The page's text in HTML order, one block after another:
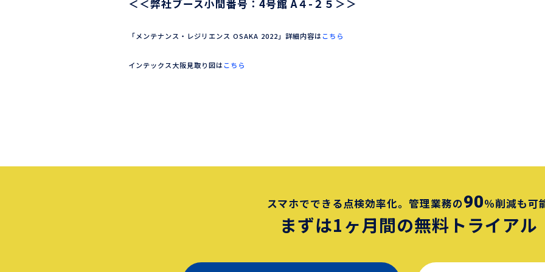
＜＜弊社ブース小間番号：4号館 A４-２５＞＞
「メンテナンス・レジリエンス OSAKA 2022」詳細内容はこちら
インテックス大阪見取り図はこちら
スマホでできる点検効率化。管理業務の90％削減も可
まずは1ヶ月間の無料トライアル